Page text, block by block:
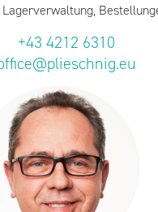
+43 4212 6310